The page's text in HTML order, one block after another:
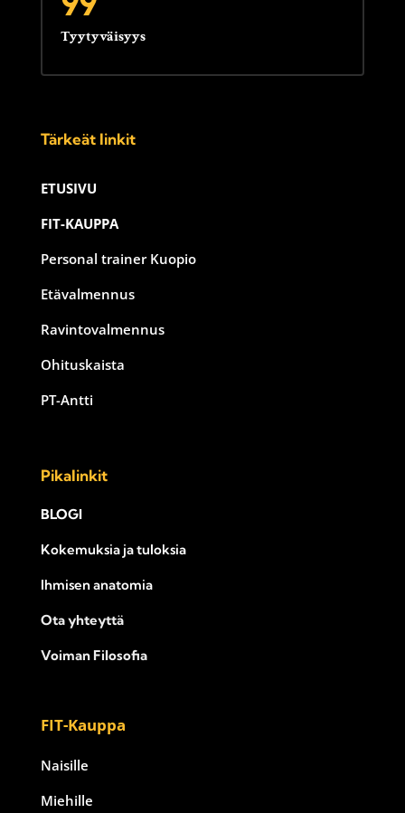
Tyytyväisyys
Tärkeät linkit
ETUSIVU
FIT-KAUPPA
Personal trainer Kuopio
Etävalmennus
Ravintovalmennus
Ohituskaista
PT-Antti
Pikalinkit
BLOGI
Kokemuksia ja tuloksia
Ihmisen anatomia
Ota yhteyttä
Voiman Filosofia
FIT-Kauppa
Naisille
Miehille